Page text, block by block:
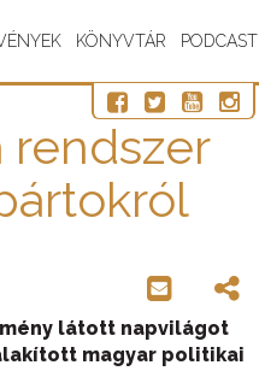
KÖNYVTÁR PODCAST
rendszer
látott napvilágot
magyar politikai